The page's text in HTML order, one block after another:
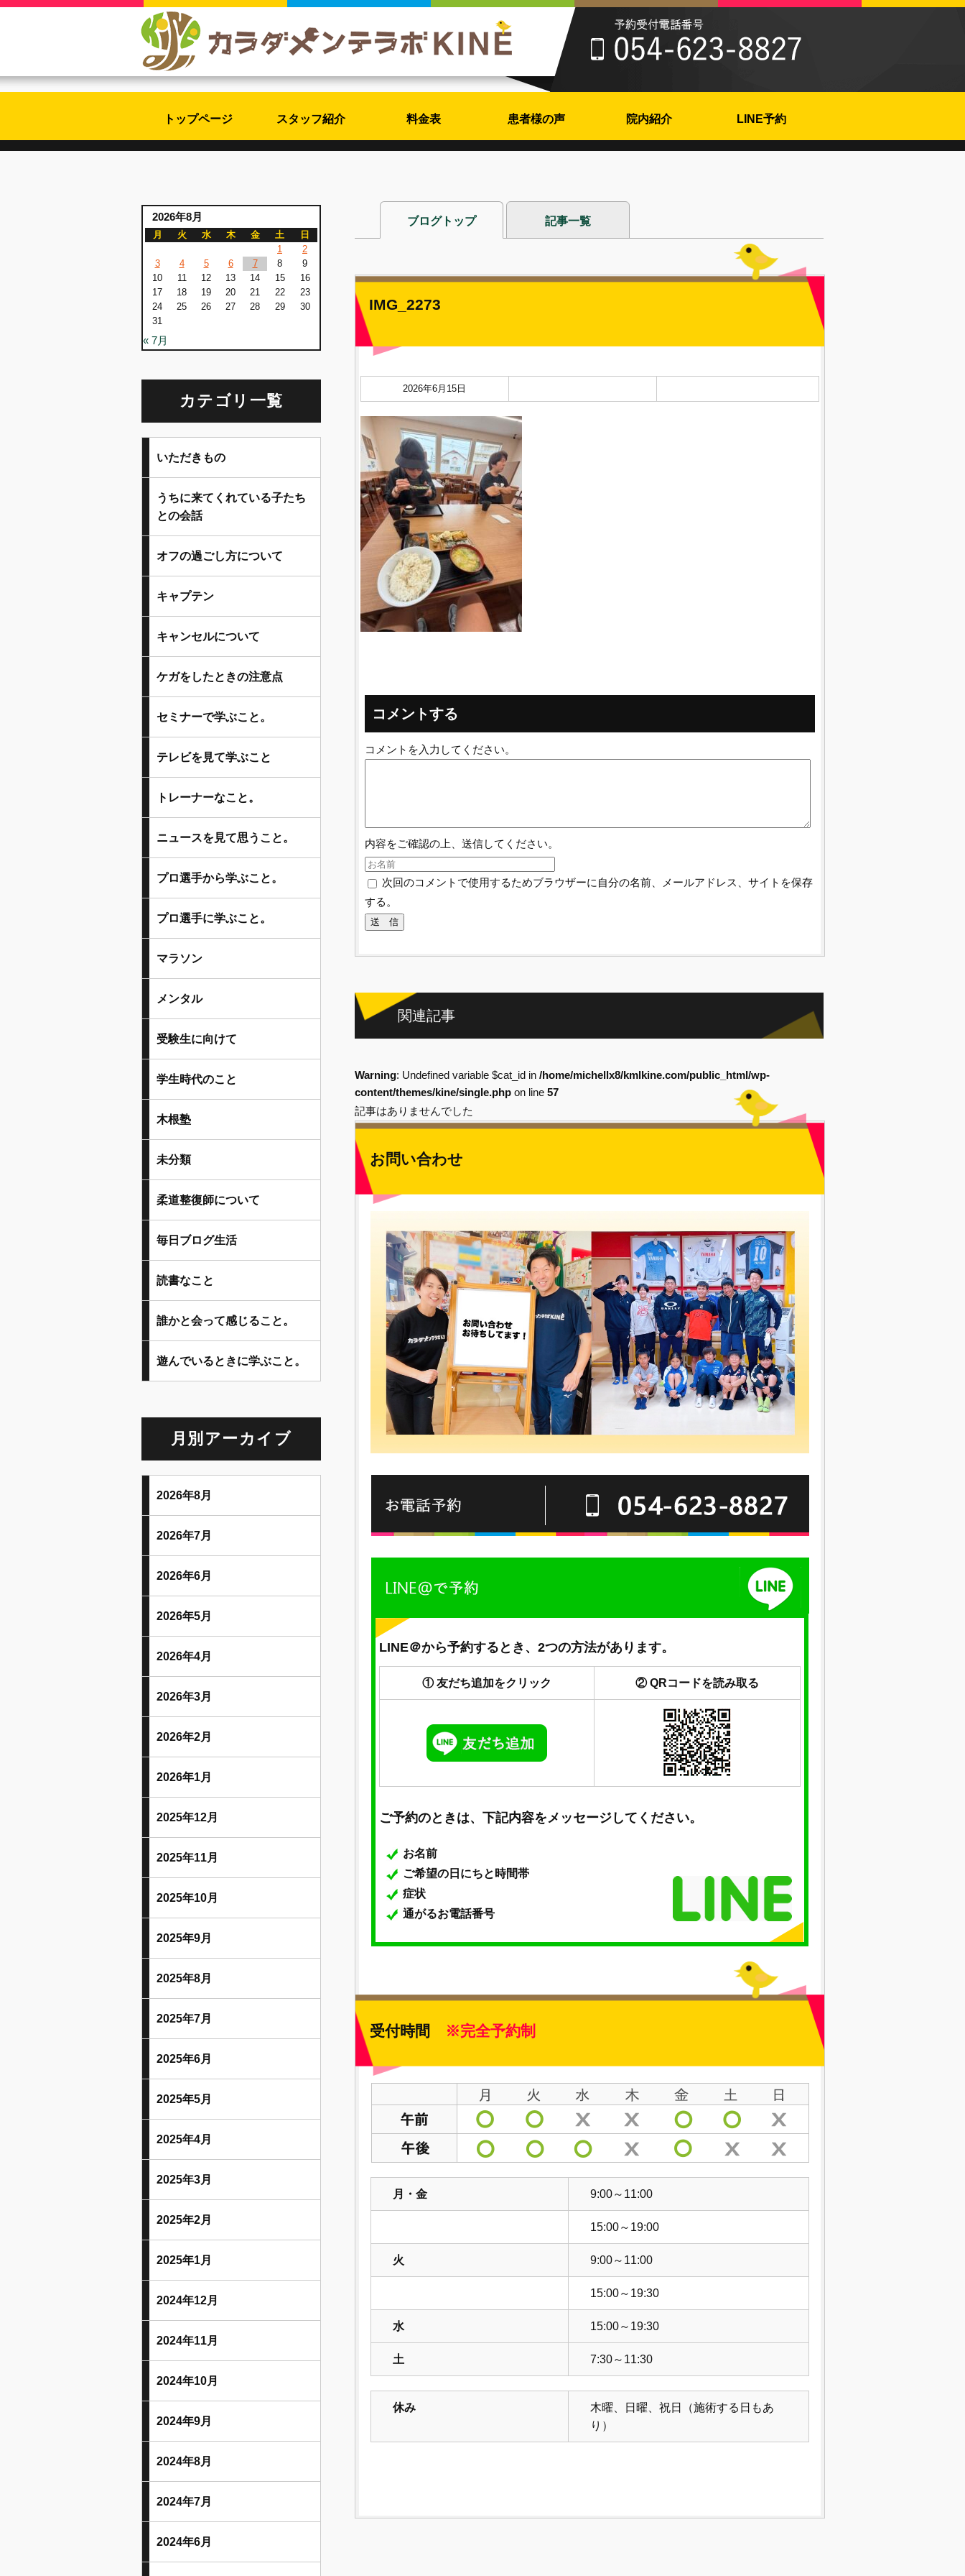
トップページ スタッフ紹介 料金表 患者様の声 院内紹介 LINE予約
ブログトップ 記事一覧
IMG_2273
2026年6月15日
コメントする
コメントを入力してください。
内容をご確認の上、送信してください。
次回のコメントで使用するためブラウザーに自分の名前、メールアドレス、サイトを保存
する。
関連記事
Warning: Undefined variable $cat_id in /home/michellx8/kmlkine.com/public_html/wp-
content/themes/kine/single.php on line 57
記事はありませんでした
お問い合わせ
LINE＠から予約するとき、2つの方法があります。
① 友だち追加をクリック ② QRコードを読み取る
ご予約のときは、下記内容をメッセージしてください。
お名前
ご希望の日にちと時間帯
症状
通がるお電話番号
受付時間 ※完全予約制
月・金 9:00～11:00
15:00～19:00
火 9:00～11:00
15:00～19:30
水 15:00～19:30
土 7:30～11:30
休み
木曜、日曜、祝日（施術する日もあ
り）
2026年8月
月 火 水 木 金 土
日
1
2
3
4 5 6 7 8
9
10
11 12 13 14 15
16
17
18 19 20 21 22
23
24
25 26 27 28 29
30
31
« 7月
カテゴリ一覧
いただきもの
うちに来てくれている子たち
との会話
オフの過ごし方について
キャプテン
キャンセルについて
ケガをしたときの注意点
セミナーで学ぶこと。
テレビを見て学ぶこと
トレーナーなこと。
ニュースを見て思うこと。
プロ選手から学ぶこと。
プロ選手に学ぶこと。
マラソン
メンタル
受験生に向けて
学生時代のこと
木根塾
未分類
柔道整復師について
毎日ブログ生活
読書なこと
誰かと会って感じること。
遊んでいるときに学ぶこと。
月別アーカイブ
2026年8月
2026年7月
2026年6月
2026年5月
2026年4月
2026年3月
2026年2月
2026年1月
2025年12月
2025年11月
2025年10月
2025年9月
2025年8月
2025年7月
2025年6月
2025年5月
2025年4月
2025年3月
2025年2月
2025年1月
2024年12月
2024年11月
2024年10月
2024年9月
2024年8月
2024年7月
2024年6月